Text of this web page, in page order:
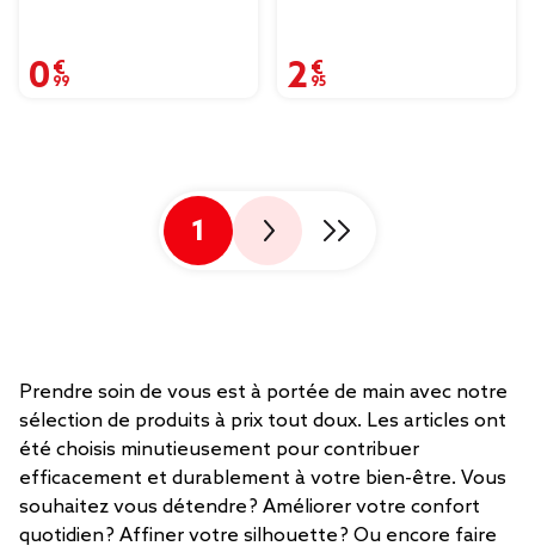
0,99 € 2,95 €
1
Prendre soin de vous est à portée de main avec notre
sélection de produits à prix tout doux. Les articles ont
été choisis minutieusement pour contribuer
efficacement et durablement à votre bien-être. Vous
souhaitez vous détendre ? Améliorer votre confort
quotidien ? Affiner votre silhouette ? Ou encore faire